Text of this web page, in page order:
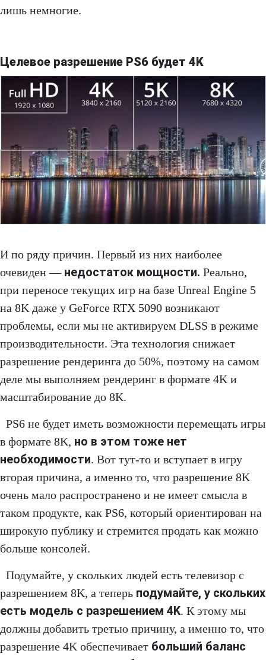
лишь немногие.
Целевое разрешение PS6 будет 4K
И по ряду причин. Первый из них наиболее
очевиден — недостаток мощности. Реально,
при переносе текущих игр на базе Unreal Engine 5
на 8K даже у GeForce RTX 5090 возникают
проблемы, если мы не активируем DLSS в режиме
производительности. Эта технология снижает
разрешение рендеринга до 50%, поэтому на самом
деле мы выполняем рендеринг в формате 4K и
масштабирование до 8K.
PS6 не будет иметь возможности перемещать игры
в формате 8K, но в этом тоже нет
необходимости. Вот тут-то и вступает в игру
вторая причина, а именно то, что разрешение 8K
очень мало распространено и не имеет смысла в
таком продукте, как PS6, который ориентирован на
широкую публику и стремится продать как можно
больше консолей.
Подумайте, у скольких людей есть телевизор с
разрешением 8K, а теперь подумайте, у скольких
есть модель с разрешением 4K. К этому мы
должны добавить третью причину, а именно то, что
разрешение 4K обеспечивает больший баланс